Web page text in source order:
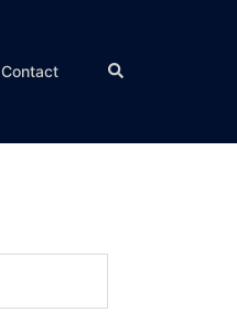
Contact Search